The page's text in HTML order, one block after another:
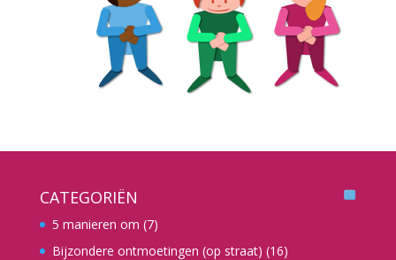
CATEGORIËN
5 manieren om (7)
Bijzondere ontmoetingen (op straat) (16)